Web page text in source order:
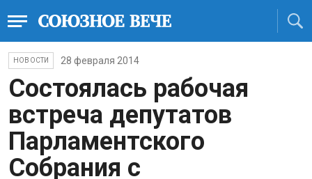
НОВОСТИ 28 февраля 2014
Состоялась рабочая
встреча депутатов
Парламентского
Собрания с